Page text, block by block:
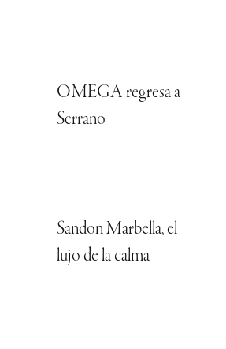
OMEGA regresa a
Serrano
Sandon Marbella, el
lujo de la calma